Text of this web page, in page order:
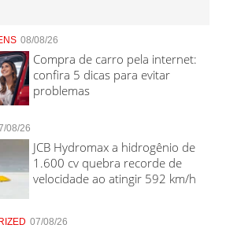
08/08/26
Compra de carro pela internet:
confira 5 dicas para evitar
problemas
08/26
JCB Hydromax a hidrogênio de
1.600 cv quebra recorde de
velocidade ao atingir 592 km/h
07/08/26